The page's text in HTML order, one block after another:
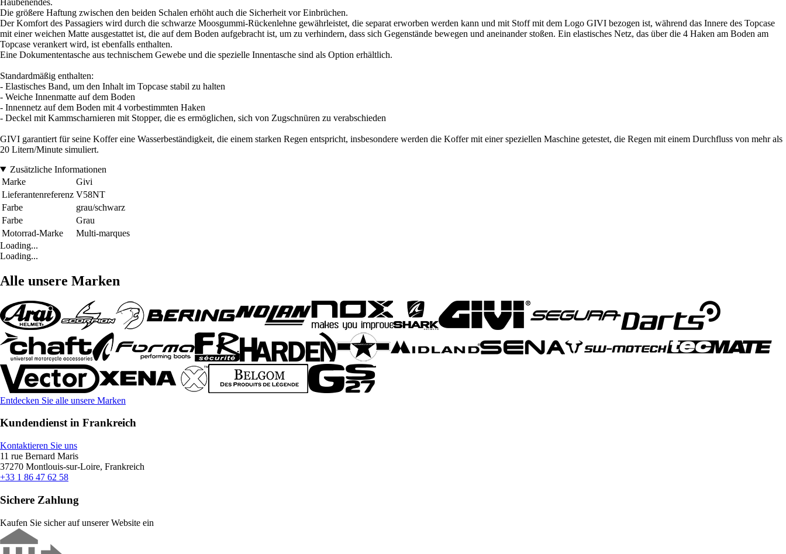
Die größere Haftung zwischen den beiden Schalen erhöht auch die Sicherheit vor Einbrüchen.
Der Komfort des Passagiers wird durch die schwarze Moosgummi-Rückenlehne gewährleistet, die separat erworben werden kann und mit Stoff mit dem Logo GIVI bezogen ist, während das Innere des Topcase
mit einer weichen Matte ausgestattet ist, die auf dem Boden aufgebracht ist, um zu verhindern, dass sich Gegenstände bewegen und aneinander stoßen. Ein elastisches Netz, das über die 4 Haken am Boden am
Topcase verankert wird, ist ebenfalls enthalten.
Eine Dokumententasche aus technischem Gewebe und die spezielle Innentasche sind als Option erhältlich.
Standardmäßig enthalten:
- Elastisches Band, um den Inhalt im Topcase stabil zu halten
- Weiche Innenmatte auf dem Boden
- Innennetz auf dem Boden mit 4 vorbestimmten Haken
- Deckel mit Kammscharnieren mit Stopper, die es ermöglichen, sich von Zugschnüren zu verabschieden
GIVI garantiert für seine Koffer eine Wasserbeständigkeit, die einem starken Regen entspricht, insbesondere werden die Koffer mit einer speziellen Maschine getestet, die Regen mit einem Durchfluss von mehr als
20 Litern/Minute simuliert.
Zusätzliche Informationen
Marke
Givi
Lieferantenreferenz V58NT
Farbe
grau/schwarz
Farbe
Grau
Motorrad-Marke
Multi-marques
Loading...
Loading...
Alle unsere Marken
Entdecken Sie alle unsere Marken
Kundendienst in Frankreich
Kontaktieren Sie uns
11 rue Bernard Maris
37270 Montlouis-sur-Loire, Frankreich
+33 1 86 47 62 58
Sichere Zahlung
Kaufen Sie sicher auf unserer Website ein